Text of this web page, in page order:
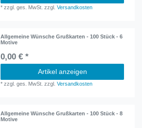
*zzgl. ges. MwSt. zzgl.Versandkosten
Allgemeine Wünsche Grußkarten - 100 Stück - 6
Motive
0,00 € *
Artikel anzeigen
*zzgl. ges. MwSt. zzgl.Versandkosten
Allgemeine Wünsche Grußkarten - 100 Stück - 8
Motive